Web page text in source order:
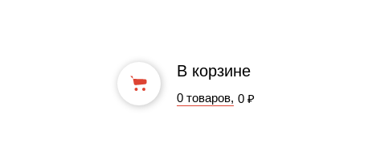
В корзине
0 товаров, 0 ₽